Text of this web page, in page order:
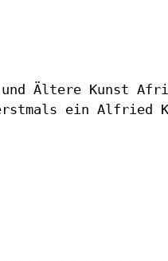
Ältere Kunst
ein Alfried